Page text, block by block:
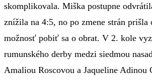
skomplikovala. Miška postupne
znížila na 4:5, no po zmene strán prišla
možnosť pobiť sa o obrat. V 2. kole
rumunského derby medzi siedmou
Amaliou Roscovou a Jaqueline Adinou